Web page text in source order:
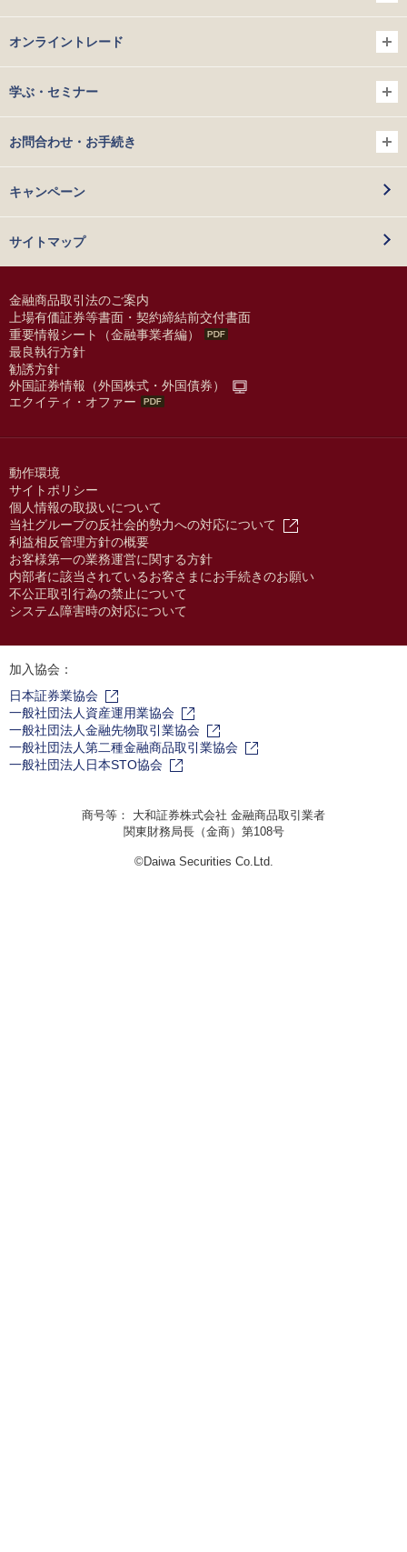
オンライントレード
学ぶ・セミナー
お問合わせ・お手続き
キャンペーン
サイトマップ
金融商品取引法のご案内
上場有価証券等書面・契約締結前交付書面
重要情報シート（金融事業者編）
最良執行方針
勧誘方針
外国証券情報（外国株式・外国債券）
エクイティ・オファー
動作環境
サイトポリシー
個人情報の取扱いについて
当社グループの反社会的勢力への対応について
利益相反管理方針の概要
お客様第一の業務運営に関する方針
内部者に該当されているお客さまにお手続きのお願い
不公正取引行為の禁止について
システム障害時の対応について
加入協会：
日本証券業協会
一般社団法人資産運用業協会
一般社団法人金融先物取引業協会
一般社団法人第二種金融商品取引業協会
一般社団法人日本STO協会
商号等： 大和証券株式会社 金融商品取引業者
関東財務局長（金商）第108号
©Daiwa Securities Co.Ltd.